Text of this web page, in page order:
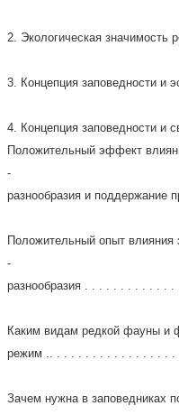
2. Экологическая
3. Концепция заповедности и
4. Концепция заповедности и
Положительный эффект
-
разнообразия и поддержание
Положительный опыт влияния
-
разнообразия . . . . . . . . . . . .
Каким видам редкой фауны и
режим .. . . . . . . . . . . . . . . . .
Зачем нужна в заповедниках